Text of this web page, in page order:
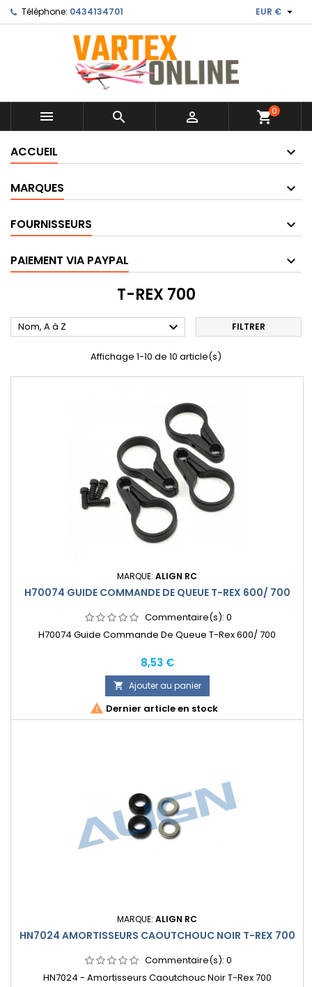
Téléphone: 0434134701 EUR € 
   shopping_cart0
ACCUEIL
MARQUES
FOURNISSEURS
PAIEMENT VIA PAYPAL
T-REX 700
Nom, A à Z  FILTRER
Affichage 1-10 de 10 article(s)
MARQUE: ALIGN RC
H70074 GUIDE COMMANDE DE QUEUE T-REX 600/ 700
Commentaire(s): 0
H70074 Guide Commande De Queue T-Rex 600/ 700
Prix
8,53 €
 Ajouter au panier
 Dernier article en stock
MARQUE: ALIGN RC
HN7024 AMORTISSEURS CAOUTCHOUC NOIR T-REX 700
Commentaire(s): 0
HN7024 - Amortisseurs Caoutchouc Noir T-Rex 700